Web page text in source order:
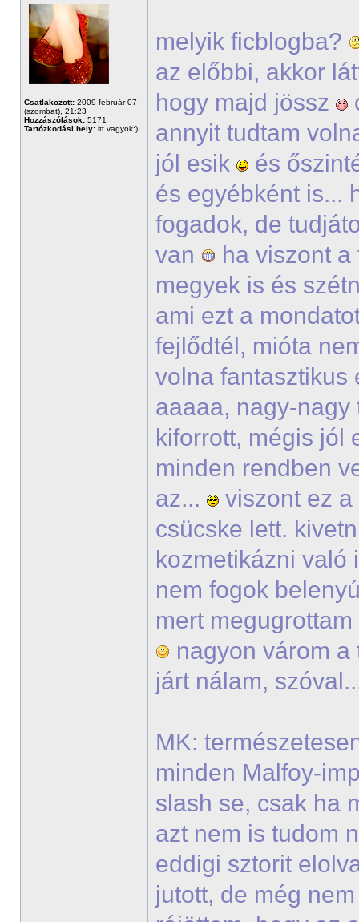
Csatlakozott: 2009 február 07
(szombat), 21:23
Hozzászólások: 5171
Tartózkodási hely: itt vagyok:)
melyik ficblogba?
az előbbi, akkor
hogy majd jössz
annyit tudtam
jól esik
és
és egyébként is...
fogadok, de
van
ha viszont
megyek is és
ami ezt a
fejlődtél, mióta
volna fantasztikus
aaaaa, nagy-nagy
kiforrott, mégis jól
minden rendben
az...
viszont ez
csücske lett.
kozmetikázni való
nem fogok
mert
nagyon várom
járt nálam,
MK:
minden Malfoy-
slash se, csak ha
azt nem is tudom
eddigi sztorit
jutott, de még